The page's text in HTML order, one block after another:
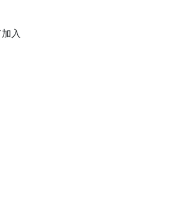
入